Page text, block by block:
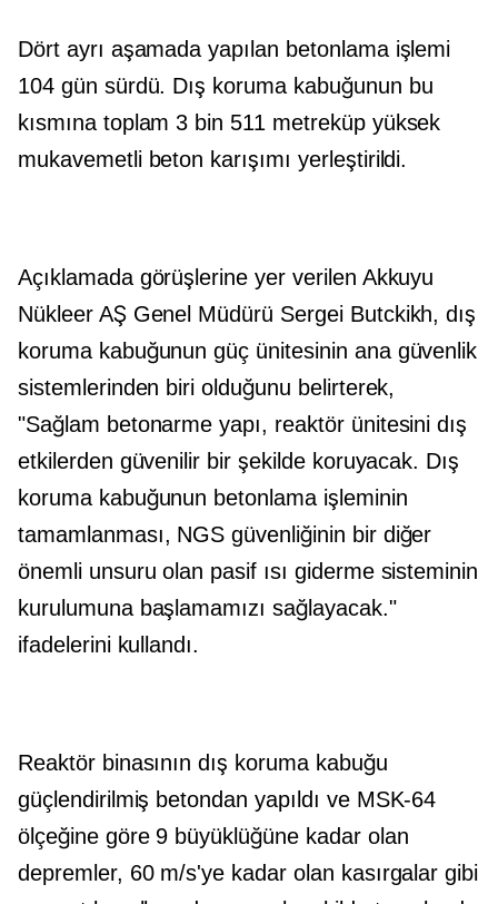
Dört ayrı aşamada yapılan betonlama işlemi
104 gün sürdü. Dış koruma kabuğunun bu
kısmına toplam 3 bin 511 metreküp yüksek
mukavemetli beton karışımı yerleştirildi.
Açıklamada görüşlerine yer verilen Akkuyu
Nükleer AŞ Genel Müdürü Sergei Butckikh, dış
koruma kabuğunun güç ünitesinin ana güvenlik
sistemlerinden biri olduğunu belirterek,
"Sağlam betonarme yapı, reaktör ünitesini dış
etkilerden güvenilir bir şekilde koruyacak. Dış
koruma kabuğunun betonlama işleminin
tamamlanması, NGS güvenliğinin bir diğer
önemli unsuru olan pasif ısı giderme sisteminin
kurulumuna başlamamızı sağlayacak."
ifadelerini kullandı.
Reaktör binasının dış koruma kabuğu
güçlendirilmiş betondan yapıldı ve MSK-64
ölçeğine göre 9 büyüklüğüne kadar olan
depremler, 60 m/s'ye kadar olan kasırgalar gibi